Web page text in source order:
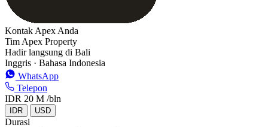
Kontak Apex Anda
Tim Apex Property
Hadir langsung di Bali
Inggris · Bahasa Indonesia
WhatsApp
Telepon
IDR 20 M /bln
IDR USD
Durasi